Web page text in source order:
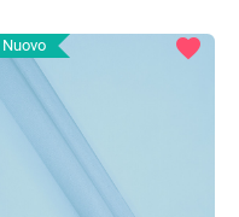
Nuovo favorite